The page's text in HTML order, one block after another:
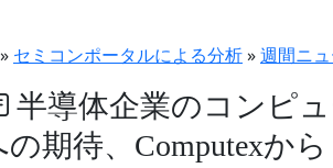
» セミコンポータルによる分析»週間ニ
半導体企業のコンピ
の期待、Computexから